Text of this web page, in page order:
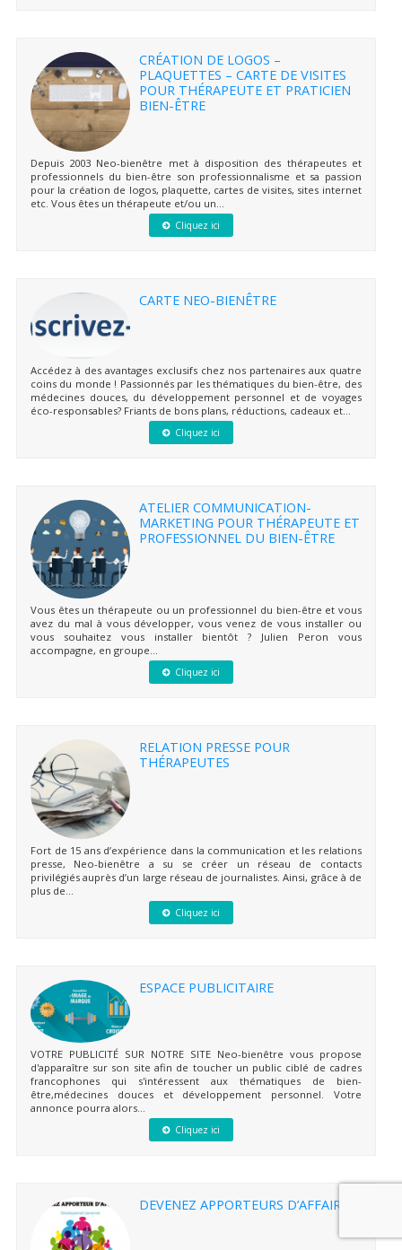
CRÉATION DE LOGOS –
PLAQUETTES – CARTE DE VISITES
POUR THÉRAPEUTE ET PRATICIEN
BIEN-ÊTRE
Depuis 2003 Neo-bienêtre met à disposition des thérapeutes et
professionnels du bien-être son professionnalisme et sa passion
pour la création de logos, plaquette, cartes de visites, sites internet
etc. Vous êtes un thérapeute et/ou un...
Cliquez ici
CARTE NEO-BIENÊTRE
Accédez à des avantages exclusifs chez nos partenaires aux quatre
coins du monde ! Passionnés par les thématiques du bien-être, des
médecines douces, du développement personnel et de voyages
éco-responsables? Friants de bons plans, réductions, cadeaux et...
Cliquez ici
ATELIER COMMUNICATION-
MARKETING POUR THÉRAPEUTE ET
PROFESSIONNEL DU BIEN-ÊTRE
Vous êtes un thérapeute ou un professionnel du bien-être et vous
avez du mal à vous développer, vous venez de vous installer ou
vous souhaitez vous installer bientôt ? Julien Peron vous
accompagne, en groupe...
Cliquez ici
RELATION PRESSE POUR
THÉRAPEUTES
Fort de 15 ans d’expérience dans la communication et les relations
presse, Neo-bienêtre a su se créer un réseau de contacts
privilégiés auprès d’un large réseau de journalistes. Ainsi, grâce à de
plus de...
Cliquez ici
ESPACE PUBLICITAIRE
VOTRE PUBLICITÉ SUR NOTRE SITE Neo-bienêtre vous propose
d'apparaître sur son site afin de toucher un public ciblé de cadres
francophones qui s'intéressent aux thématiques de bien-
être,médecines douces et développement personnel. Votre
annonce pourra alors...
Cliquez ici
DEVENEZ APPORTEURS D’AFFAIRES